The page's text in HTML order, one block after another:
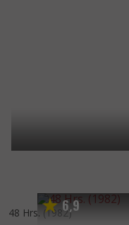
6,9
48 Hrs. (1982)